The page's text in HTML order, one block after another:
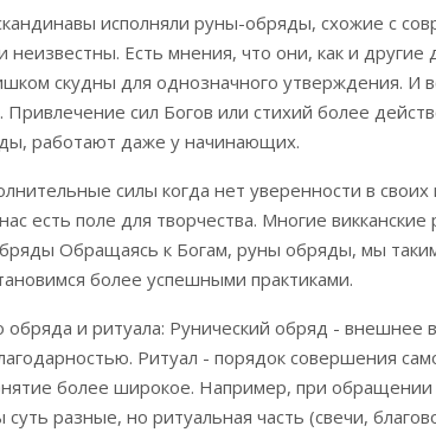
исполняли руны-обряды, схожие с
неизвестны. Есть мнения, что они, как и
скудны для однозначного утверждения. И
сил Богов или стихий более
работают даже у начинающих.
силы когда нет уверенности в
есть поле для творчества. Многие
Обращаясь к Богам, руны обряды, мы
более успешными практиками.
обряда и ритуала: Рунический обряд -
Ритуал - порядок совершения
более широкое. Например, при
разные, но ритуальная часть (свечи,